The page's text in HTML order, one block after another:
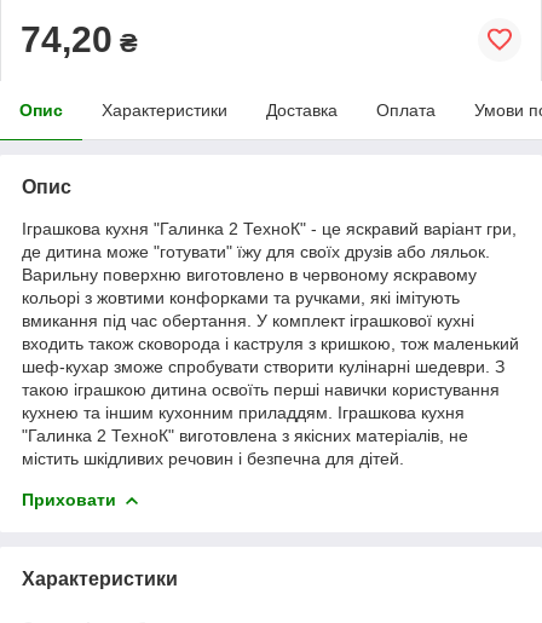
74,20 ₴
Опис Характеристики Доставка Оплата Умови
Опис
Іграшкова кухня "Галинка 2 ТехноК" - це яскравий варіант гри,
де дитина може "готувати" їжу для своїх друзів або ляльок.
Варильну поверхню виготовлено в червоному яскравому
кольорі з жовтими конфорками та ручками, які імітують
вмикання під час обертання. У комплект іграшкової кухні
входить також сковорода і каструля з кришкою, тож маленький
шеф-кухар зможе спробувати створити кулінарні шедеври. З
такою іграшкою дитина освоїть перші навички користування
кухнею та іншим кухонним приладдям. Іграшкова кухня
"Галинка 2 ТехноК" виготовлена з якісних матеріалів, не
містить шкідливих речовин і безпечна для дітей.
Приховати
Характеристики